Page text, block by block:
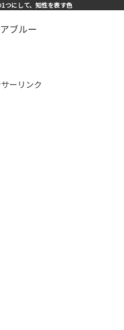
つにして、知性を表す色
ブルー
ーリンク